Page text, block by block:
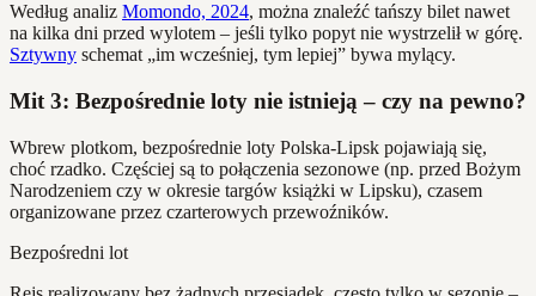
Według analiz Momondo, 2024, można znaleźć tańszy bilet nawet
na kilka dni przed wylotem – jeśli tylko popyt nie wystrzelił w górę.
Sztywny schemat „im wcześniej, tym lepiej” bywa mylący.
Mit 3: Bezpośrednie loty nie istnieją – czy na pewno?
Wbrew plotkom, bezpośrednie loty Polska-Lipsk pojawiają się,
choć rzadko. Częściej są to połączenia sezonowe (np. przed Bożym
Narodzeniem czy w okresie targów książki w Lipsku), czasem
organizowane przez czarterowych przewoźników.
Bezpośredni lot